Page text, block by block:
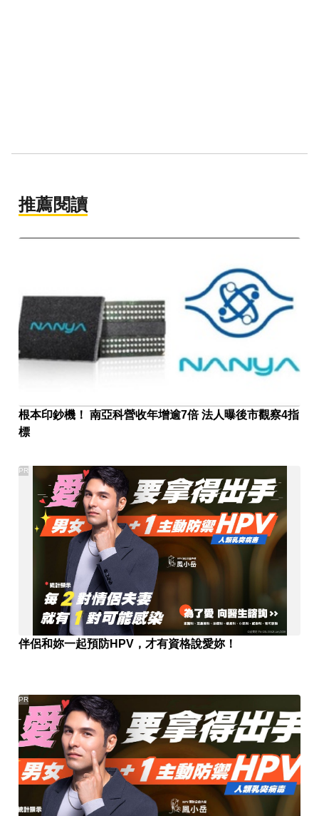
推薦閱讀
根本印鈔機！ 南亞科營收年增逾7倍 法人曝後市觀察4指
標
伴侶和妳一起預防HPV，才有資格說愛妳！
PR
PR